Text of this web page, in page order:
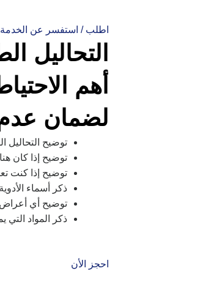
اطلب / استفسر عن الخدمة
التحاليل
أهم
لضمان عدم
توضيح التحاليل
توضيح إذا كان
توضيح إذا كنت
ذكر أسماء
توضيح أي أعراض
ذكر المواد
احجز الأن